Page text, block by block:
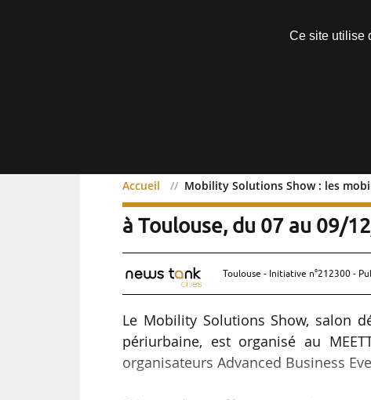
Accueil Mobility Solutions Show : les
Mobility Solutions Show :
à Toulouse, du 07 au 09/
Toulouse - Initiative n°212300 -
Le Mobility Solutions Show, salon
périurbaine, est organisé au
organisateurs Advanced Business
Ce site utilise